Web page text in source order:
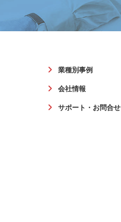
業種別事例
会社情報
サポート・お問合せ